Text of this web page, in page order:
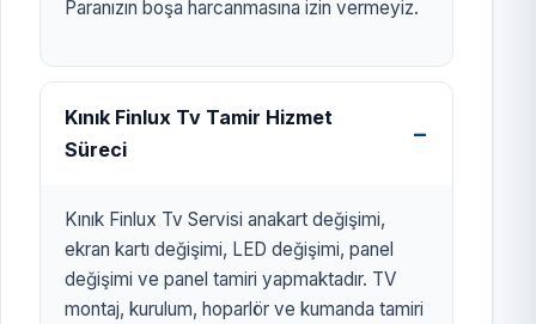
Paranızın boşa harcanmasına izin vermeyiz.
Kınık Finlux Tv Tamir Hizmet
Süreci
Kınık Finlux Tv Servisi anakart değişimi,
ekran kartı değişimi, LED değişimi, panel
değişimi ve panel tamiri yapmaktadır. TV
montaj, kurulum, hoparlör ve kumanda tamiri